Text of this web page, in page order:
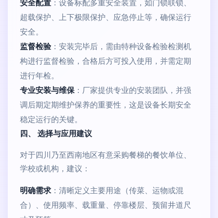
安全配置 ：设备标配多重安全装置，如门锁联锁、
超载保护、上下极限保护、应急停止等，确保运行
安全。
监督检验 ：安装完毕后，需由特种设备检验检测机
构进行监督检验，合格后方可投入使用，并需定期
进行年检。
专业安装与维保：厂家提供专业的安装团队，并强
调后期定期维护保养的重要性，这是设备长期安全
稳定运行的关键。
四、 选择与应用建议
对于四川乃至西南地区有意采购餐梯的餐饮单位、
学校或机构，建议：
明确需求 ：清晰定义主要用途（传菜、运物或混
合）、使用频率、载重量、停靠楼层、预留井道尺